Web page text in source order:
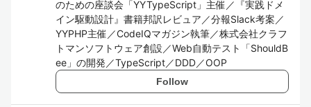
のための座談会「YYTypeScript」主催／『実践ドメ
イン駆動設計』書籍邦訳レビュア／分報Slack考案／
YYPHP主催／CodeIQマガジン執筆／株式会社クラフ
トマンソフトウェア創設／Web自動テスト「ShouldB
ee」の開発／TypeScript／DDD／OOP
Follow